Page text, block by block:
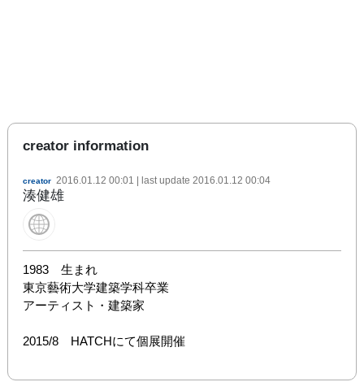
creator information
creator 2016.01.12 00:01 | last update 2016.01.12 00:04
湊健雄
1983　生まれ
東京藝術大学建築学科卒業
アーティスト・建築家
2015/8　HATCHにて個展開催